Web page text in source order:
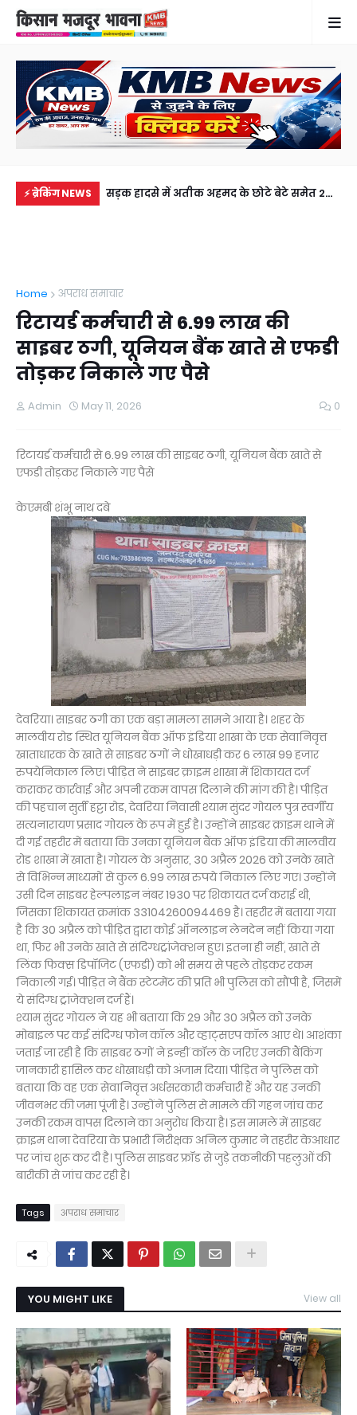
⚡ ब्रेकिंग NEWS
में से नहीं पहुंची एक
सड़क हादसे में अतीक अहमद के छोटे बेटे समेत 2
Home अपराध समाचार
रिटायर्ड कर्मचारी से 6.99 लाख की
साइबर ठगी, यूनियन बैंक खाते से एफडी
तोड़कर निकाले गए पैसे
Admin May 11, 2026 0
रिटायर्ड कर्मचारी से 6.99 लाख की साइबर ठगी, यूनियन बैंक खाते से
एफडी तोड़कर निकाले गए पैसे
केएमबी शंभू नाथ दबे
देवरिया। साइबर ठगी का एक बड़ा मामला सामने आया है। शहर के
मालवीय रोड स्थित यूनियन बैंक ऑफ इंडिया शाखा के एक सेवानिवृत्त
खाताधारक के खाते से साइबर ठगों ने धोखाधड़ी कर 6 लाख 99 हजार
रुपयेनिकाल लिए। पीड़ित ने साइबर क्राइम शाखा में शिकायत दर्ज
कराकर कार्रवाई और अपनी रकम वापस दिलाने की मांग की है। पीड़ित
की पहचान सुर्ती हट्टा रोड, देवरिया निवासी श्याम सुंदर गोयल पुत्र स्वर्गीय
सत्यनारायण प्रसाद गोयल के रूप में हुई है। उन्होंने साइबर क्राइम थाने में
दी गई तहरीर में बताया कि उनका यूनियन बैंक ऑफ इंडिया की मालवीय
रोड शाखा में खाता है। गोयल के अनुसार, 30 अप्रैल 2026 को उनके खाते
से विभिन्न माध्यमों से कुल 6.99 लाख रुपये निकाल लिए गए। उन्होंने
उसी दिन साइबर हेल्पलाइन नंबर 1930 पर शिकायत दर्ज कराई थी,
जिसका शिकायत क्रमांक 33104260094469 है। तहरीर में बताया गया
है कि 30 अप्रैल को पीड़ित द्वारा कोई ऑनलाइन लेनदेन नहीं किया गया
था, फिर भी उनके खाते से संदिग्धट्रांजेक्शन हुए। इतना ही नहीं, खाते से
लिंक फिक्स डिपॉजिट (एफडी) को भी समय से पहले तोड़कर रकम
निकाली गई। पीड़ित ने बैंक स्टेटमेंट की प्रति भी पुलिस को सौंपी है, जिसमें
ये संदिग्ध ट्रांजेक्शन दर्ज हैं।
श्याम सुंदर गोयल ने यह भी बताया कि 29 और 30 अप्रैल को उनके
मोबाइल पर कई संदिग्ध फोन कॉल और व्हाट्सएप कॉल आए थे। आशंका
जताई जा रही है कि साइबर ठगों ने इन्हीं कॉल के जरिए उनकी बैंकिंग
जानकारी हासिल कर धोखाधड़ी को अंजाम दिया। पीड़ित ने पुलिस को
बताया कि वह एक सेवानिवृत्त अर्धसरकारी कर्मचारी हैं और यह उनकी
जीवनभर की जमा पूंजी है। उन्होंने पुलिस से मामले की गहन जांच कर
उनकी रकम वापस दिलाने का अनुरोध किया है। इस मामले में साइबर
क्राइम थाना देवरिया के प्रभारी निरीक्षक अनिल कुमार ने तहरीर केआधार
पर जांच शुरू कर दी है। पुलिस साइबर फ्रॉड से जुड़े तकनीकी पहलुओं की
बारीकी से जांच कर रही है।
Tags अपराध समाचार
YOU MIGHT LIKE View all